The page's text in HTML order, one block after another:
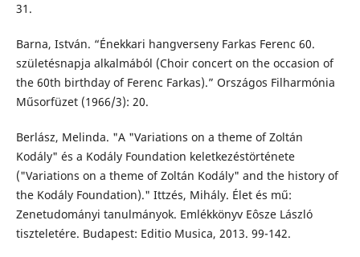
31.
Barna, István. “Énekkari hangverseny Farkas Ferenc 60.
születésnapja alkalmából (Choir concert on the occasion of
the 60th birthday of Ferenc Farkas).” Országos Filharmónia
Műsorfüzet (1966/3): 20.
Berlász, Melinda. "A "Variations on a theme of Zoltán
Kodály" és a Kodály Foundation keletkezéstörténete
("Variations on a theme of Zoltán Kodály" and the history of
the Kodály Foundation)." Ittzés, Mihály. Élet és mű:
Zenetudományi tanulmányok. Emlékkönyv Eôsze László
tiszteletére. Budapest: Editio Musica, 2013. 99-142.